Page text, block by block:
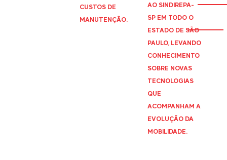
CUSTOS DE
MANUTENÇÃO.
AO SINDIREPA-
SP EM TODO O
ESTADO DE SÃO
PAULO, LEVANDO
CONHECIMENTO
SOBRE NOVAS
TECNOLOGIAS
QUE
ACOMPANHAM A
EVOLUÇÃO DA
MOBILIDADE.